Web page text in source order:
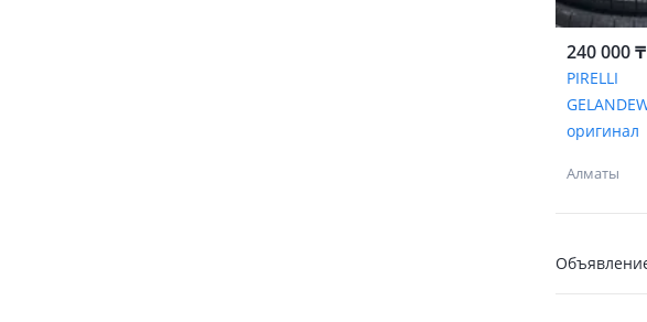
240 000 ₸
PIRELLI
оригинал
Алматы